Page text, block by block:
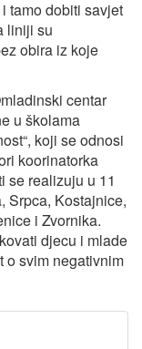
tamo dobiti savjet
liniji su
obira iz koje
centar
u školama
koji se odnosi
koorinatorka
se realizuju u 11
Srpca, Kostajnice,
i Zvornika.
djecu i mlade
o svim negativnim